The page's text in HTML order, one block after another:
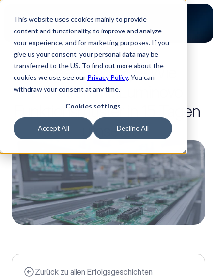
This website uses cookies mainly to provide
content and functionality, to improve and analyze
your experience, and for marketing purposes. If you
give us your consent, your personal data may be
transferred to the US. To find out more about the
cookies we use, see our Privacy Policy. You can
withdraw your consent at any time.
Cookies settings
Accept All Decline All
2 Lesezeit
Speed-Factory – Wie
Hekatron mit Luminovo
Funktionsmuster in 15 Tagen
umsetzt
Zurück zu allen Erfolgsgeschichten